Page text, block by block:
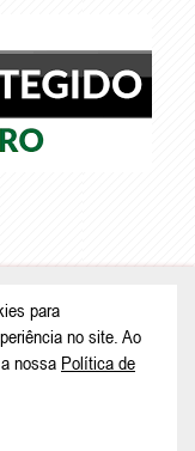
0001-26 |Rodovia
São Bento do Sul - SC
para
no site. Ao
nossa Política de